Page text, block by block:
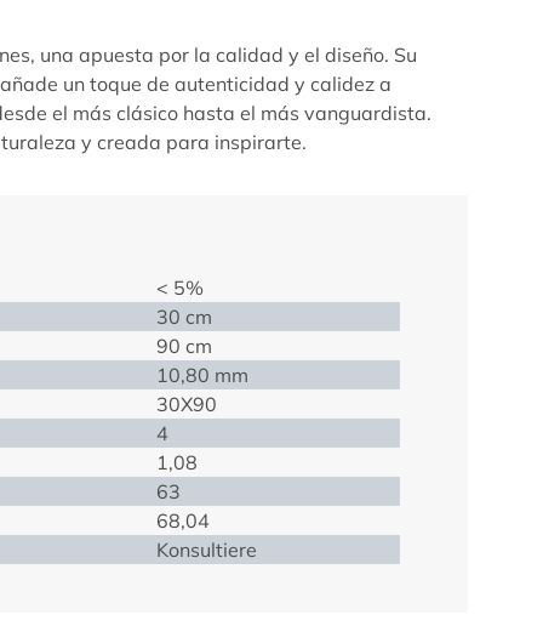
una apuesta por la calidad y el diseño. Su
un toque de autenticidad y calidez a
el más clásico hasta el más vanguardista.
y creada para inspirarte.
< 5%
30 cm
90 cm
10,80 mm
30X90
4
1,08
63
68,04
Konsultiere